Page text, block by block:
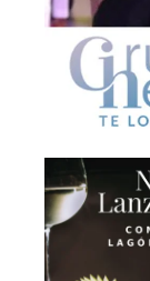
DEPORTE Y SALUD
DELI BOX
COMIDA SANA
CONFITERIAS